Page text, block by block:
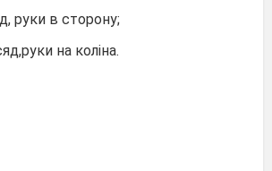
руки в сторону;
на коліна.